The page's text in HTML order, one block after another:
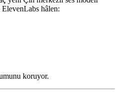
hâlen:
koruyor.